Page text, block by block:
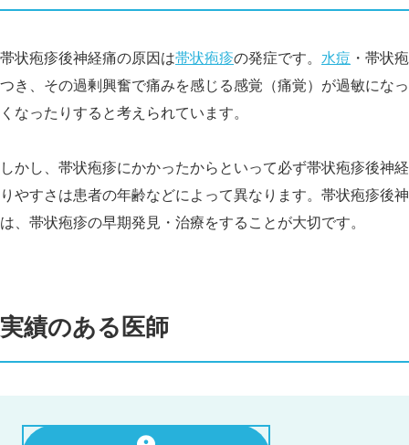
帯状疱疹後神経痛の原因は帯状疱疹の発症です。 水痘 ・帯状
つき、その過剰興奮で痛みを感じる感覚（痛覚）が過敏にな
くなったりすると考えられています。
しかし、帯状疱疹にかかったからといって必ず帯状疱疹後神
りやすさは患者の年齢などによって異なります。帯状疱疹後
は、帯状疱疹の早期発見・治療をすることが大切です。
実績のある医師